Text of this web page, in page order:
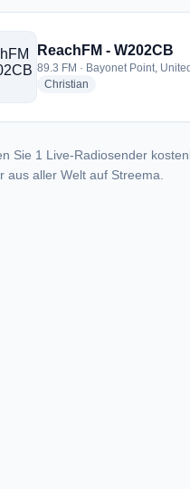
aus Bayonet Point
ReachFM - W202CB
89.3 FM · Bayonet Point,
Christian
Sie 1 Live-Radiosender
aus aller Welt auf Streema.